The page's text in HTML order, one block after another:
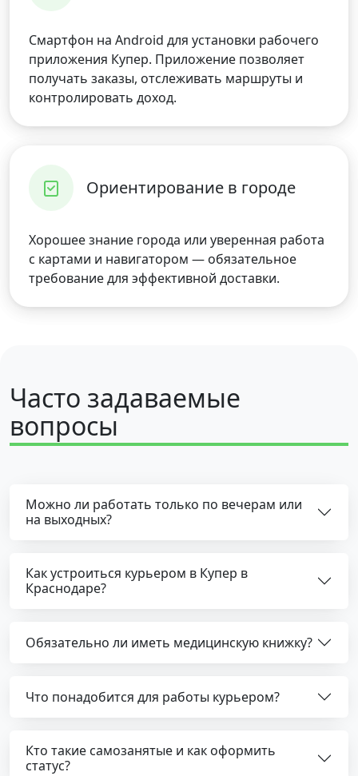
Смартфон на Android для установки рабочего
приложения Купер. Приложение позволяет
получать заказы, отслеживать маршруты и
контролировать доход.
Ориентирование в городе
Хорошее знание города или уверенная работа
с картами и навигатором — обязательное
требование для эффективной доставки.
Часто задаваемые
вопросы
Можно ли работать только по вечерам или
на выходных?
Как устроиться курьером в Купер в
Краснодаре?
Обязательно ли иметь медицинскую книжку?
Что понадобится для работы курьером?
Кто такие самозанятые и как оформить
статус?